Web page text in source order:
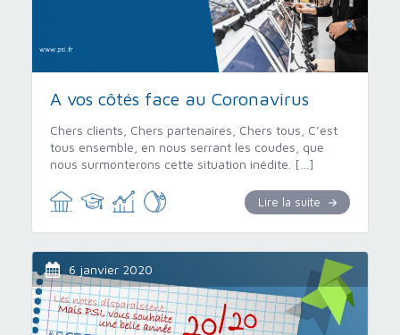
A vos côtés face au Coronavirus
Chers clients, Chers partenaires, Chers tous, C’est
tous ensemble, en nous serrant les coudes, que
nous surmonterons cette situation inédite. […]
Lire la suite
6 janvier 2020